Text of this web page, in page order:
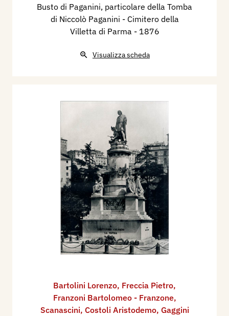
Busto di Paganini, particolare della Tomba
di Niccolò Paganini - Cimitero della
Villetta di Parma - 1876
Visualizza scheda
Bartolini Lorenzo, Freccia Pietro,
Franzoni Bartolomeo - Franzone,
Scanascini, Costoli Aristodemo, Gaggini